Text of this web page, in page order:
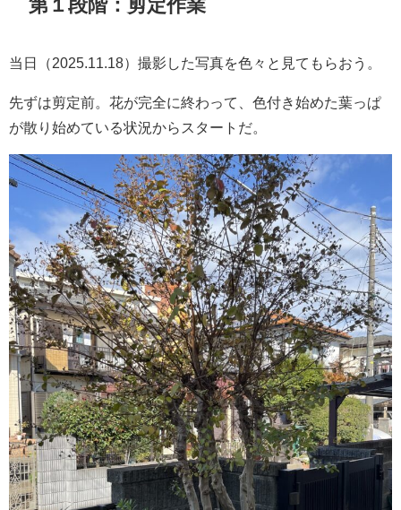
第１段階：剪定作業
当日（2025.11.18）撮影した写真を色々と見てもらおう。
先ずは剪定前。花が完全に終わって、色付き始めた葉っぱ
が散り始めている状況からスタートだ。